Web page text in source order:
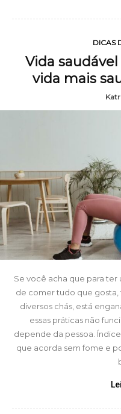
DICAS
Vida saudável
vida mais
Se você acha que para ter
de comer tudo que
diversos chás, está
essas práticas não
depende da pessoa.
que acorda sem fome e